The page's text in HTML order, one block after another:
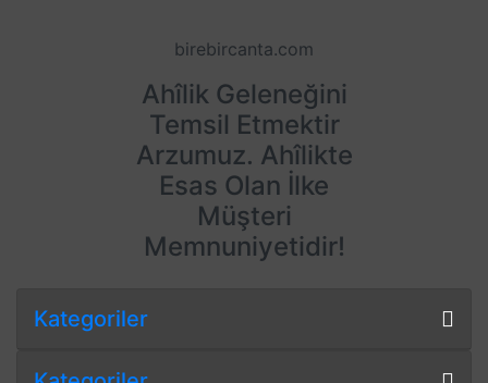
birebircanta.com
Ahîlik Geleneğini
Temsil Etmektir
Arzumuz. Ahîlikte
Esas Olan İlke
Müşteri
Memnuniyetidir!
Kategoriler